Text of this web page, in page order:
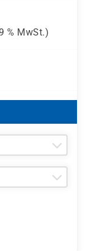
% MwSt.)